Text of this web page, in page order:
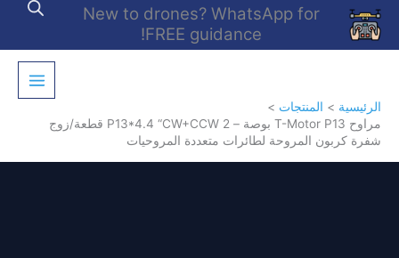
تخطي
المحتوى
New to drones? WhatsApp for
FREE guidance!
الرئيسية
المنتجات
مراوح T-Motor P13 بوصة – P13*4.4 “CW+CCW 2 قطعة/زوج
شفرة كربون المروحة لطائرات متعددة المروحيات